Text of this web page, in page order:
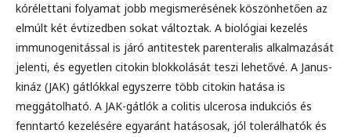
kórélettani folyamat jobb megismerésének köszönhetően az
elmúlt két évtizedben sokat változtak. A biológiai kezelés
immunogenitással is járó antitestek parenteralis alkalmazását
jelenti, és egyetlen citokin blokkolását teszi lehetővé. A Janus-
kináz (JAK) gátlókkal egyszerre több citokin hatása is
meggátolható. A JAK-gátlók a colitis ulcerosa indukciós és
fenntartó kezelésére egyaránt hatásosak, jól tolerálhatók és